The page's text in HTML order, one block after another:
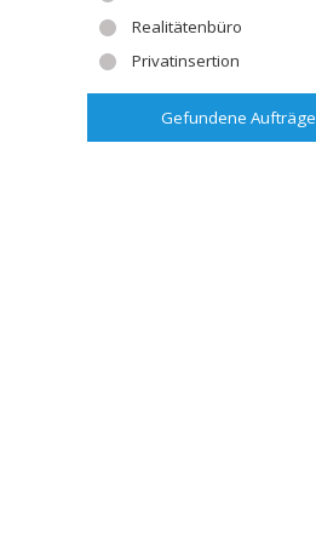
Realitätenbüro
Privatinsertion
Gefundene Aufträge